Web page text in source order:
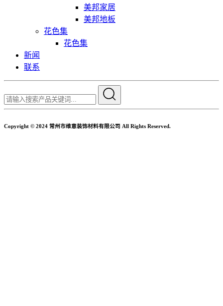
美邦家居
美邦地板
花色集
花色集
新闻
联系
Copyright © 2024 常州市维意装饰材料有限公司 All Rights Reserved.